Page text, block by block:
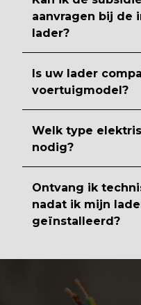
aanvragen bij de
lader?
Is uw lader
voertuigmodel?
Welk type
nodig?
Ontvang ik
nadat ik mijn
geïnstalleerd?